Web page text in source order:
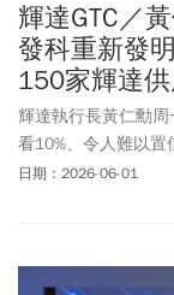
輝達GTC／
發科重新發
150家輝達
輝達執行長黃仁勳周
看10%、令人難以
人驚訝不已。黃仁
代正式到來。黃仁
日期：2026-06-01